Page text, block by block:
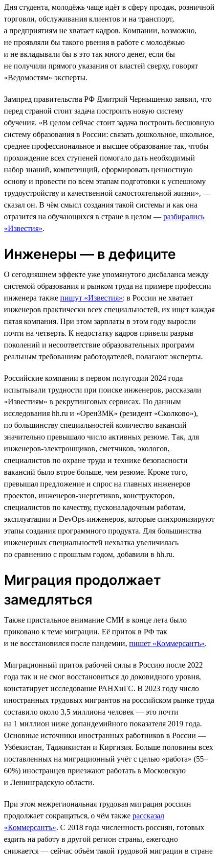
Дня студента, молодёжь чаще идёт в сферу продаж, розничной
торговли, обслуживания клиентов и на транспорт,
а предприятиям не хватает кадров. Компании, возможно,
не проявляли бы такого рвения в работе с молодёжью
и не вкладывали бы в это так много денег, если бы
не получили прямого указания от властей сверху, говорят
«Ведомостям» эксперты.
Зампред правительства РФ Дмитрий Чернышенко заявил, что
перед страной стоит задача построить новую систему
обучения. «В целом сейчас стоит задача построить бесшовную
систему образования в России: связать дошкольное, школьное,
среднее профессиональное и высшее образование так, чтобы
прохождение всех ступеней помогало дать необходимый
набор знаний, компетенций, сформировать ценностную
основу и провести по всем этапам подготовки к успешному
трудоустройству и качественной самостоятельной жизни», —
сказал он. В чём смысл создания такой системы и как она
отразится на обучающихся в стране в целом — разбирались
«Известия».
Инженеры — в дефиците
О сегодняшнем эффекте уже упомянутого дисбаланса между
системой образования и рынком труда на примере профессии
инженера также пишут «Известия»: в России не хватает
инженеров практически всех специальностей, их ищет каждая
пятая компания. При этом зарплаты в этом году выросли
почти на четверть. К недостатку кадров привели разрыв
поколений и несоответствие образовательных программ
реальным требованиям работодателей, полагают эксперты.
Российские компании в первом полугодии 2024 года
испытывали трудности при поиске инженеров, рассказали
«Известиям» в рекрутинговых сервисах. По данным
исследования hh.ru и «ОренЗМК» (резидент «Сколково»),
по большинству специальностей количество вакансий
значительно превышало число активных резюме. Так, для
инженеров-электронщиков, сметчиков, экологов,
специалистов по охране труда и технике безопасности
вакансий было втрое больше, чем резюме. Кроме того,
превышал предложение и спрос на главных инженеров
проектов, инженеров-энергетиков, конструкторов,
специалистов по качеству, пусконаладочным работам,
эксплуатации и DevOps-инженеров, которые синхронизируют
этапы создания программного продукта. Для большинства
инженерных специальностей нехватка увеличилась
по сравнению с прошлым годом, добавили в hh.ru.
Миграция продолжает
замедляться
Также пристальное внимание СМИ в конце лета было
приковано к теме миграции. Её приток в РФ так
и не восстановился после пандемии, пишет «Коммерсантъ».
Миграционный приток рабочей силы в Россию после 2022
года так и не смог восстановиться до доковидного уровня,
констатирует исследование РАНХиГС. В 2023 году число
иностранных трудовых мигрантов на российском рынке труда
составило около 3,5 миллиона человек — это почти
на 1 миллион ниже допандемийного показателя 2019 года.
Основные источники иностранных работников в России —
Узбекистан, Таджикистан и Киргизия. Больше половины всех
поставленных на миграционный учёт с целью «работа» (55–
60%) иностранцев приезжают работать в Московскую
и Ленинградскую области.
При этом межрегиональная трудовая миграция россиян
продолжает сокращаться, о чём также рассказал
«Коммерсантъ». С 2018 года численность россиян, готовых
ездить на работу в другой регион страны, ежегодно
снижается — сейчас объём такой трудовой миграции в стране